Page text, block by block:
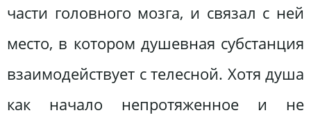
части головного мозга, и связал с ней
место, в котором душевная субстанция
взаимодействует с телесной. Хотя душа
как начало непротяженное и не